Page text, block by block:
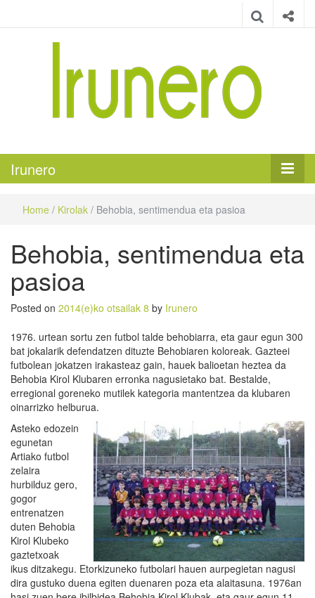
Irunero
Home / Kirolak / Behobia, sentimendua eta pasioa
Behobia, sentimendua eta
pasioa
Posted on 2014(e)ko otsailak 8 by Irunero
1976. urtean sortu zen futbol talde behobiarra, eta gaur egun 300
bat jokalarik defendatzen dituzte Behobiaren koloreak. Gazteei
futbolean jokatzen irakasteaz gain, hauek balioetan heztea da
Behobia Kirol Klubaren erronka nagusietako bat. Bestalde,
erregional goreneko mutilek kategoria mantentzea da klubaren
oinarrizko helburua.
Asteko edozein
egunetan
Artiako futbol
zelaira
hurbilduz gero,
gogor
entrenatzen
duten Behobia
Kirol Klubeko
gaztetxoak
ikus ditzakegu. Etorkizuneko futbolari hauen aurpegietan nagusi
dira gustuko duena egiten duenaren poza eta alaitasuna. 1976an